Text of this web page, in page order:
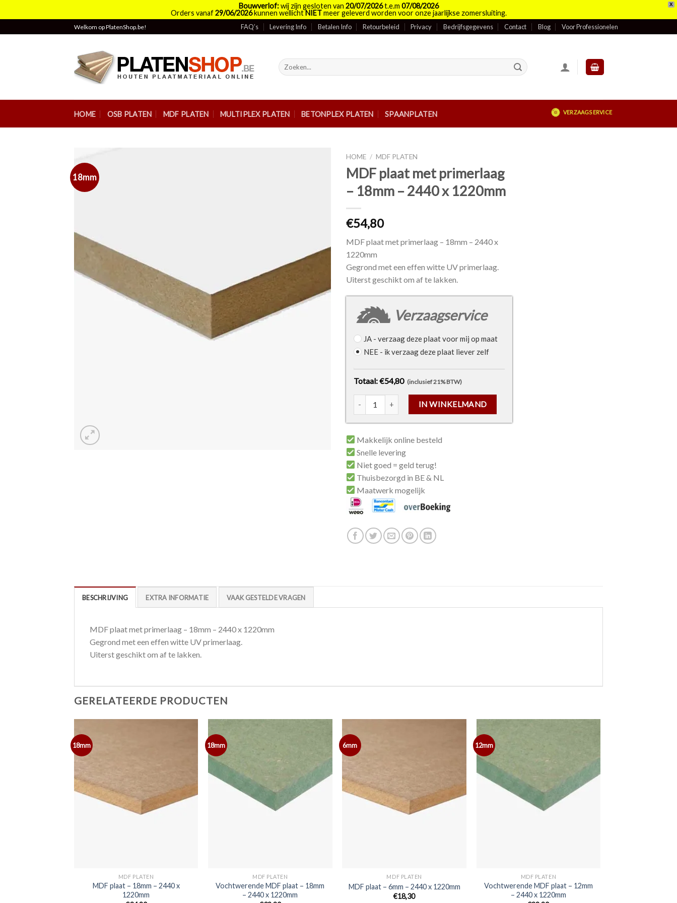
X
Bouwverlof:wij zijn gesloten van 20/07/2026t.e.m 07/08/2026
Orders vanaf29/06/2026kunnen wellichtNIETmeer geleverd worden voor onze jaarlijkse zomersluiting.
to
Welkom op PlatenShop.be! FAQ’s Levering Info Betalen Info Retourbeleid Privacy Bedrijfsgegevens Contact Blog Voor Professionelen
Zoeken
naar:
HOME OSB PLATEN MDF PLATEN MULTIPLEX PLATEN BETONPLEX PLATEN SPAANPLATEN VERZAAGSERVICE
18mm
HOME / MDF PLATEN
MDF plaat met primerlaag
– 18mm – 2440 x 1220mm
€54,80
MDF plaat met primerlaag – 18mm – 2440 x
1220mm
Gegrond met een effen witte UV primerlaag.
Uiterst geschikt om af te lakken.
Verzaagservice
JA - verzaag deze plaat voor mij op maat
NEE - ik verzaag deze plaat liever zelf
Totaal: €54,80 (inclusief 21% BTW)
IN WINKELMAND
MDF plaat met primerlaag - 18mm - 2440 x 1220mm aantal
Makkelijk online besteld
Snelle levering
Niet goed = geld terug!
Thuisbezorgd in BE & NL
Maatwerk mogelijk
BESCHRIJVING EXTRA INFORMATIE VAAK GESTELDE VRAGEN
MDF plaat met primerlaag – 18mm – 2440 x 1220mm
Gegrond met een effen witte UV primerlaag.
Uiterst geschikt om af te lakken.
GERELATEERDE PRODUCTEN
18mm
MDF PLATEN
MDF plaat – 18mm – 2440 x
1220mm
18mm
MDF PLATEN
Vochtwerende MDF plaat – 18mm
– 2440 x 1220mm
6mm
MDF PLATEN
MDF plaat – 6mm – 2440 x 1220mm
€18,30
12mm
MDF PLATEN
Vochtwerende MDF plaat – 12mm
– 2440 x 1220mm